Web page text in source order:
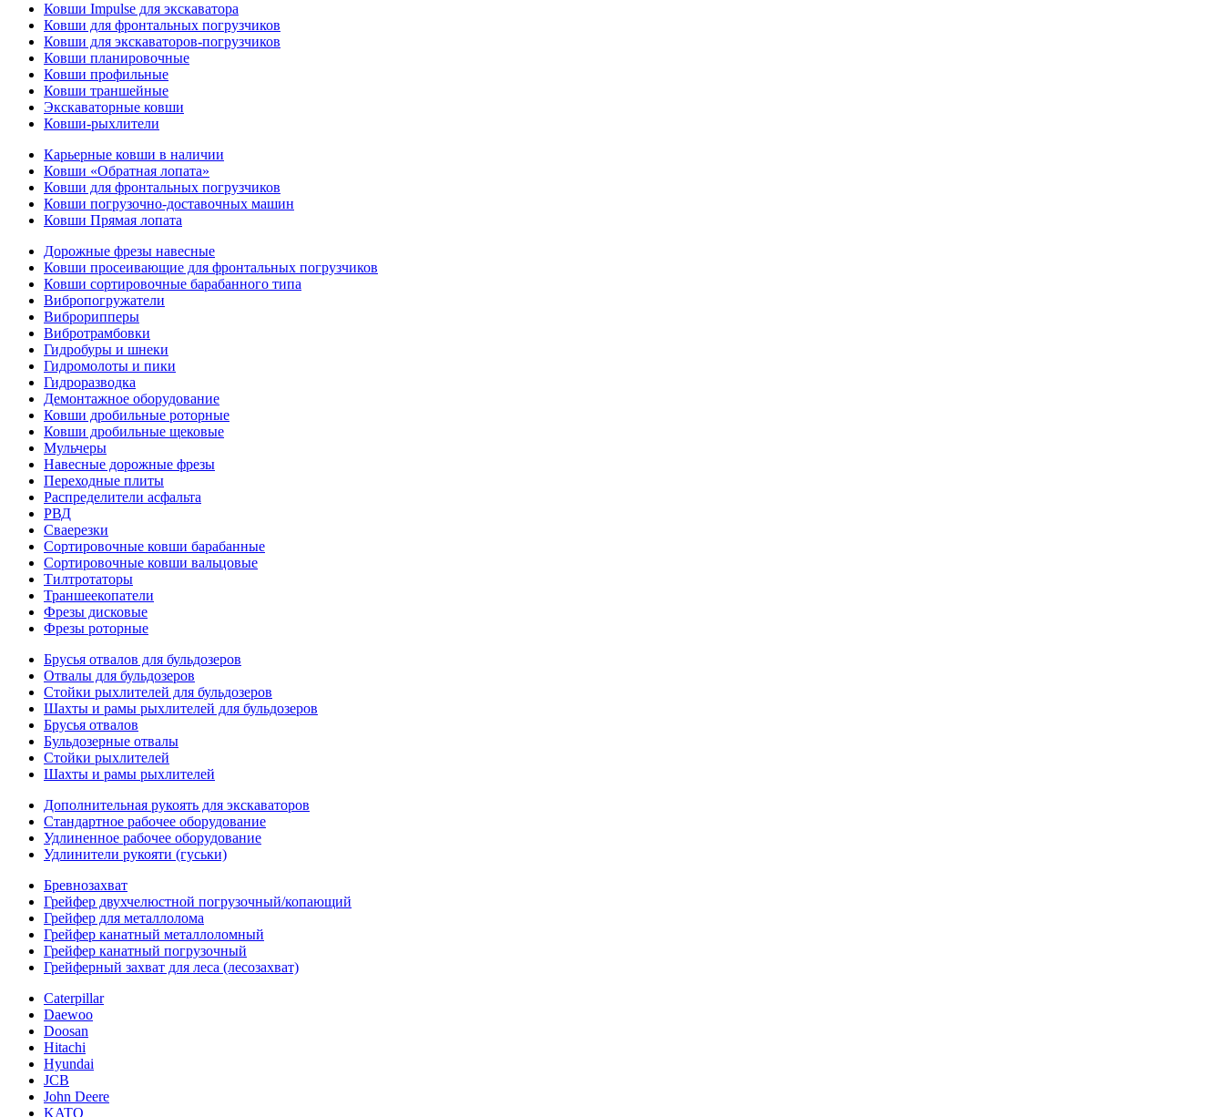
Ковши Impulse для экскаватора
Ковши для фронтальных погрузчиков
Ковши для экскаваторов-погрузчиков
Ковши планировочные
Ковши профильные
Ковши траншейные
Экскаваторные ковши
Ковши-рыхлители
Карьерные ковши в наличии
Ковши «Обратная лопата»
Ковши для фронтальных погрузчиков
Ковши погрузочно-доставочных машин
Ковши Прямая лопата
Дорожные фрезы навесные
Ковши просеивающие для фронтальных погрузчиков
Ковши сортировочные барабанного типа
Вибропогружатели
Виброрипперы
Вибротрамбовки
Гидробуры и шнеки
Гидромолоты и пики
Гидроразводка
Демонтажное оборудование
Ковши дробильные роторные
Ковши дробильные щековые
Мульчеры
Навесные дорожные фрезы
Переходные плиты
Распределители асфальта
РВД
Сваерезки
Сортировочные ковши барабанные
Сортировочные ковши вальцовые
Тилтротаторы
Траншеекопатели
Фрезы дисковые
Фрезы роторные
Брусья отвалов для бульдозеров
Отвалы для бульдозеров
Стойки рыхлителей для бульдозеров
Шахты и рамы рыхлителей для бульдозеров
Брусья отвалов
Бульдозерные отвалы
Стойки рыхлителей
Шахты и рамы рыхлителей
Дополнительная рукоять для экскаваторов
Стандартное рабочее оборудование
Удлиненное рабочее оборудование
Удлинители рукояти (гуськи)
Бревнозахват
Грейфер двухчелюстной погрузочный/копающий
Грейфер для металлолома
Грейфер канатный металлоломный
Грейфер канатный погрузочный
Грейферный захват для леса (лесозахват)
Caterpillar
Daewoo
Doosan
Hitachi
Hyundai
JCB
John Deere
KATO